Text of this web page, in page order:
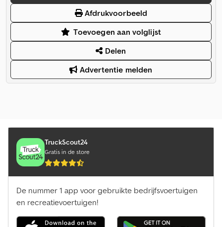
Afdrukvoorbeeld
Toevoegen aan volglijst
Delen
Advertentie melden
TruckScout24
Gratis in de store
De nummer 1 app voor gebruikte bedrijfsvoertuigen
en recreatievoertuigen!